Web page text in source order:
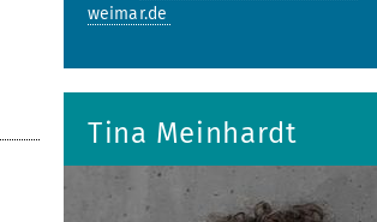
weimar.de
Tina Meinhardt